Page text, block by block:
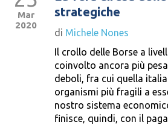
Mar
2020
strategiche
di Michele Nones
Il crollo delle Borse a
coinvolto ancora più
deboli, fra cui quella
organismi più fragili a
nostro sistema
finisce, quindi, con il